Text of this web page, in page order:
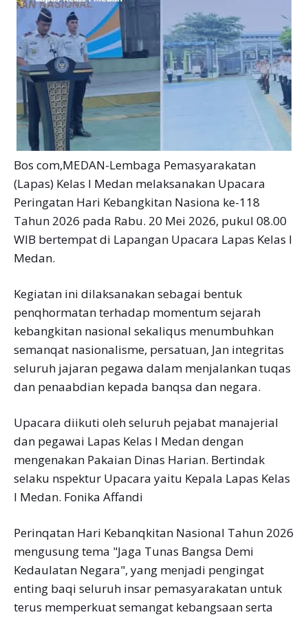
Bos com,MEDAN-Lembaga Pemasyarakatan
(Lapas) Kelas I Medan melaksanakan Upacara
Peringatan Hari Kebangkitan Nasiona ke-118
Tahun 2026 pada Rabu. 20 Mei 2026, pukul 08.00
WIB bertempat di Lapangan Upacara Lapas Kelas I
Medan.
Kegiatan ini dilaksanakan sebagai bentuk
penqhormatan terhadap momentum sejarah
kebangkitan nasional sekaliqus menumbuhkan
semanqat nasionalisme, persatuan, Jan integritas
seluruh jajaran pegawa dalam menjalankan tuqas
dan penaabdian kepada banqsa dan negara.
Upacara diikuti oleh seluruh pejabat manajerial
dan pegawai Lapas Kelas I Medan dengan
mengenakan Pakaian Dinas Harian. Bertindak
selaku nspektur Upacara yaitu Kepala Lapas Kelas
I Medan. Fonika Affandi
Perinqatan Hari Kebanqkitan Nasional Tahun 2026
mengusung tema "Jaga Tunas Bangsa Demi
Kedaulatan Negara", yang menjadi pengingat
enting baqi seluruh insar pemasyarakatan untuk
terus memperkuat semangat kebangsaan serta